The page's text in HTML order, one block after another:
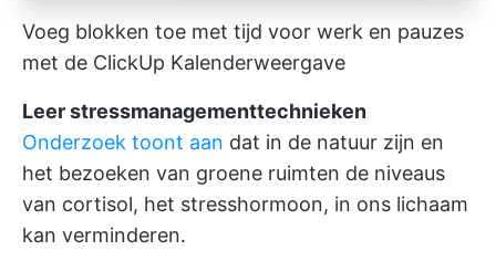
Voeg blokken toe met tijd voor werk en pauzes
met de ClickUp Kalenderweergave
Leer stressmanagementtechnieken
Onderzoek toont aan dat in de natuur zijn en
het bezoeken van groene ruimten de niveaus
van cortisol, het stresshormoon, in ons lichaam
kan verminderen.